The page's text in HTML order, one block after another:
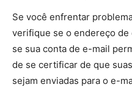
Se você enfrentar
verifique se o endereço
se sua conta de e-mail
de se certificar de que
sejam enviadas para o e-